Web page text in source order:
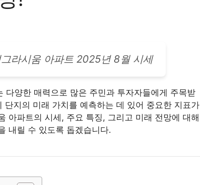
라시움 아파트 2025년 8월 시세
다양한 매력으로 많은 주민과 투자자들에게 주목받
지의 미래 가치를 예측하는 데 있어 중요한 지표가
아파트의 시세, 주요 특징, 그리고 미래 전망에 대해
내릴 수 있도록 돕겠습니다.